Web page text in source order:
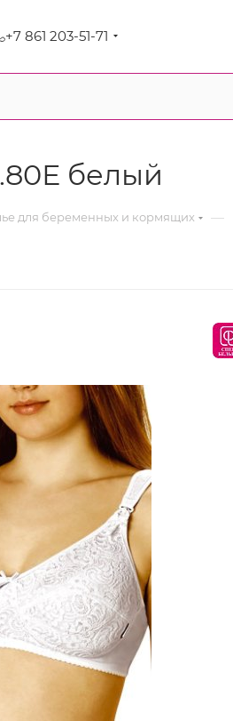
+7 861 203-51-71
белый
для беременных и кормящих —